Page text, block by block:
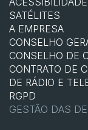
SATÉLITES
A EMPRESA
CONSELHO
CONSELHO DE
CONTRATO DE
DE RÁDIO E
RGPD
GESTÃO DAS